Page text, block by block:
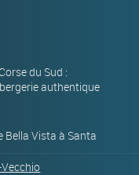
du Sud :
authentique
Bella Vista à Santa